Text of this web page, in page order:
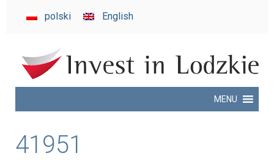
invest
Lodzkie
polski English
MENU
41951